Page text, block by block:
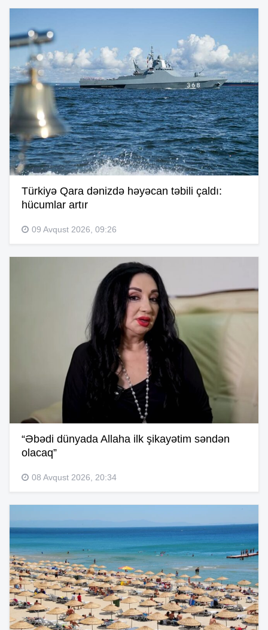
Türkiyə Qara dənizdə həyəcan təbili çaldı:
hücumlar artır
09 Avqust 2026, 09:26
“Əbədi dünyada Allaha ilk şikayətim səndən
olacaq”
08 Avqust 2026, 20:34